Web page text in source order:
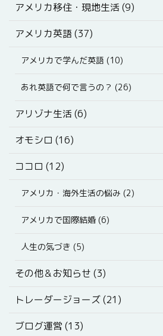
アメリカ移住・現地生活 (9)
アメリカ英語 (37)
アメリカで学んだ英語 (10)
あれ英語で何で言うの？ (26)
アリゾナ生活 (6)
オモシロ (16)
ココロ (12)
アメリカ・海外生活の悩み (2)
アメリカで国際結婚 (6)
人生の気づき (5)
その他＆お知らせ (3)
トレーダージョーズ (21)
ブログ運営 (13)